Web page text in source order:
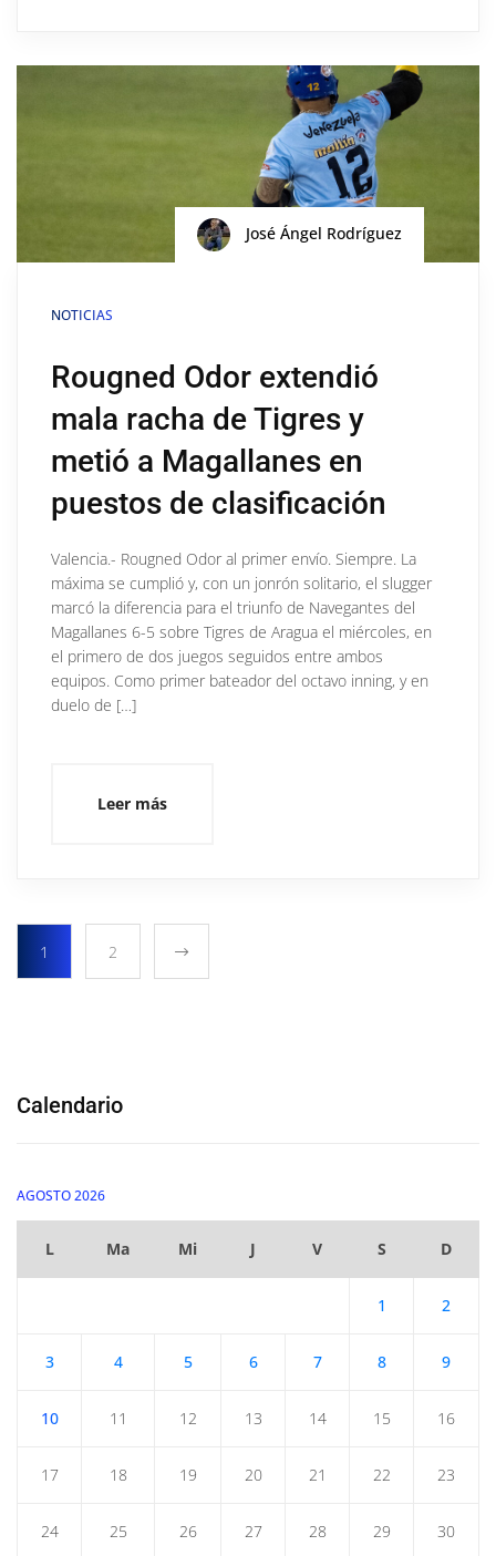
José Ángel Rodríguez
NOTICIAS
Rougned Odor extendió
mala racha de Tigres y
metió a Magallanes en
puestos de clasificación
Valencia.- Rougned Odor al primer envío. Siempre. La
máxima se cumplió y, con un jonrón solitario, el slugger
marcó la diferencia para el triunfo de Navegantes del
Magallanes 6-5 sobre Tigres de Aragua el miércoles, en
el primero de dos juegos seguidos entre ambos
equipos. Como primer bateador del octavo inning, y en
duelo de […]
Leer más
1 2
Calendario
AGOSTO 2026
L Ma Mi J V S D
1 2
3 4 5 6 7 8 9
10 11 12 13 14 15 16
17 18 19 20 21 22 23
24 25 26 27 28 29 30